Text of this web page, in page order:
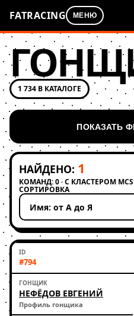
FATRACING МЕНЮ
1 734 В КАТАЛОГЕ
ПОКАЗАТЬ
НАЙДЕНО: 1
КОМАНД: 0 · С КЛАСТЕРОМ
СОРТИРОВКА
Применить сортировку
#794
НЕФЁДОВ ЕВГЕНИЙ
Профиль гонщика